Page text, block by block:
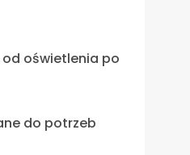
od oświetlenia po
do potrzeb